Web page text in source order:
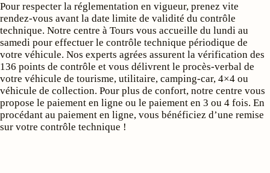
Pour respecter la réglementation en vigueur, prenez vite
rendez-vous avant la date limite de validité du contrôle
technique. Notre centre à Tours vous accueille du lundi au
samedi pour effectuer le contrôle technique périodique de
votre véhicule. Nos experts agrées assurent la vérification des
136 points de contrôle et vous délivrent le procès-verbal de
votre véhicule de tourisme, utilitaire, camping-car, 4×4 ou
véhicule de collection. Pour plus de confort, notre centre vous
propose le paiement en ligne ou le paiement en 3 ou 4 fois. En
procédant au paiement en ligne, vous bénéficiez d’une remise
sur votre contrôle technique !